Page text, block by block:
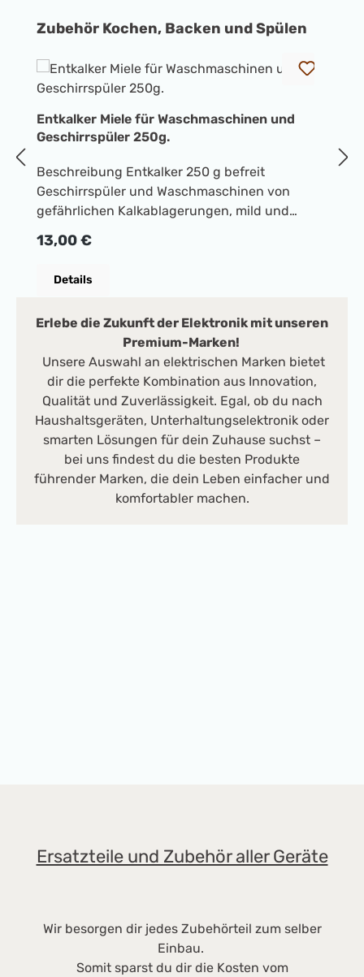
Produktgalerie überspringen
Zubehör Kochen, Backen und Spülen
Entkalker Miele für Waschmaschinen und
Geschirrspüler 250g.
Beschreibung Entkalker 250 g befreit
Geschirrspüler und Waschmaschinen von
gefährlichen Kalkablagerungen, mild und
schont Heizstäbe, Trommel und andere
spezielle Miele Formulierung, je nach Bedarf 1-
Regulärer Preis:
13,00 €
Details
Erlebe die Zukunft der Elektronik mit unseren
Premium-Marken!
Unsere Auswahl an elektrischen Marken bietet
dir die perfekte Kombination aus Innovation,
Qualität und Zuverlässigkeit. Egal, ob du nach
Haushaltsgeräten, Unterhaltungselektronik oder
smarten Lösungen für dein Zuhause suchst –
bei uns findest du die besten Produkte
führender Marken, die dein Leben einfacher und
komfortabler machen.
Ersatzteile und Zubehör aller Geräte
Wir besorgen dir jedes Zubehörteil zum selber
Einbau.
Somit sparst du dir die Kosten vom